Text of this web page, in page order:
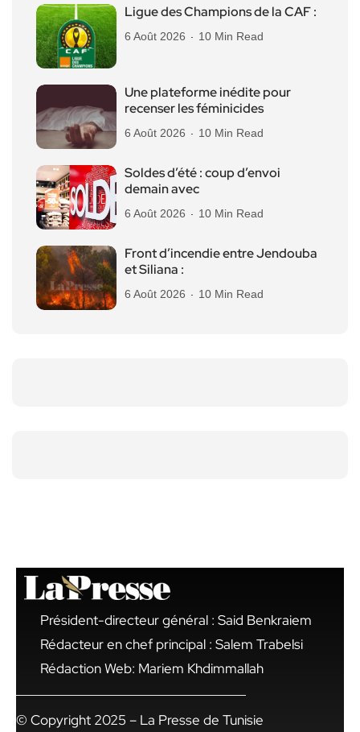
Ligue des Champions de la CAF :
6 Août 2026 10 Min Read
Une plateforme inédite pour
recenser les féminicides
6 Août 2026 10 Min Read
Soldes d’été : coup d’envoi
demain avec
6 Août 2026 10 Min Read
Front d’incendie entre Jendouba
et Siliana :
6 Août 2026 10 Min Read
Président-directeur général : Said Benkraiem
Rédacteur en chef principal : Salem Trabelsi
Rédaction Web: Mariem Khdimmallah
© Copyright 2025 – La Presse de Tunisie